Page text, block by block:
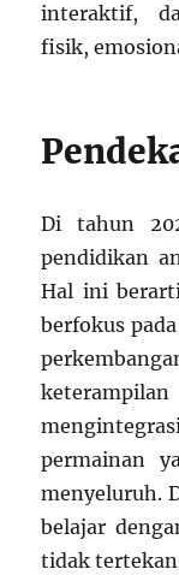
interaktif,
fisik,
Di tahun
pendidikan
Hal ini
berfokus
permainan
menyeluruh.
belajar
tidak